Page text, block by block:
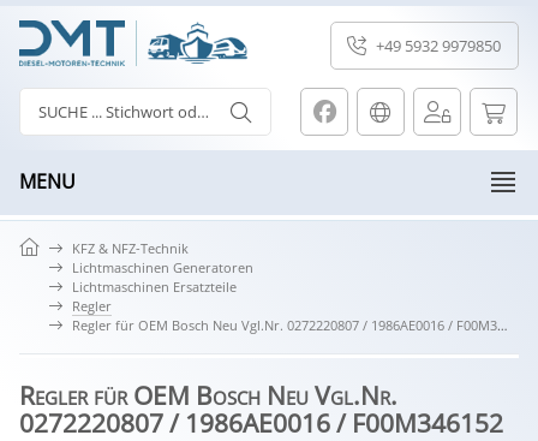
+49 5932 9979850
MENU
KFZ & NFZ-Technik
Lichtmaschinen Generatoren
Lichtmaschinen Ersatzteile
Regler
Regler für OEM Bosch Neu Vgl.Nr. 0272220807 / 1986AE0016 / F00M346152
Regler für OEM Bosch Neu Vgl.Nr.
0272220807 / 1986AE0016 / F00M346152